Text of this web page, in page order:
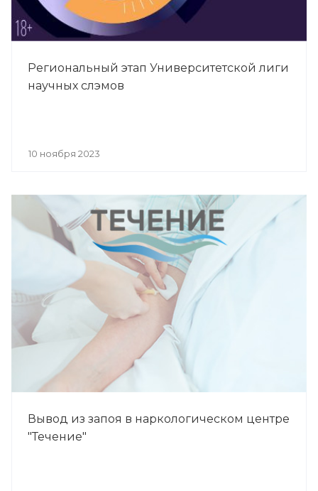
Региональный этап Университетской лиги
научных слэмов
10 ноября 2023
Вывод из запоя в наркологическом центре
"Течение"